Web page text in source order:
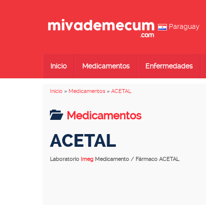
Paraguay
Inicio Medicamentos Enfermedades
Inicio » Medicamentos » ACETAL
Medicamentos
ACETAL
Laboratorio Imeg Medicamento / Fármaco ACETAL